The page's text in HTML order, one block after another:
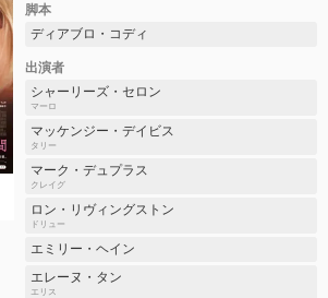
脚本
ディアブロ・コディ
出演者
シャーリーズ・セロン
マーロ
マッケンジー・デイビス
タリー
マーク・デュプラス
クレイグ
ロン・リヴィングストン
ドリュー
エミリー・ヘイン
エレーヌ・タン
エリス